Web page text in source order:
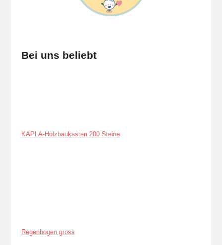
Bei uns beliebt
KAPLA-Holzbaukasten 200 Steine
Regenbogen gross